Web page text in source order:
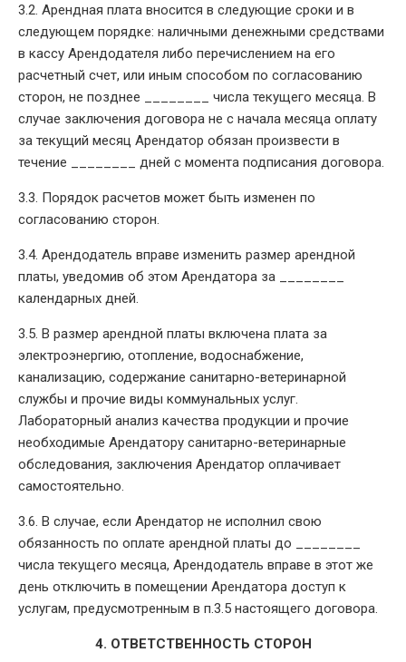
3.2. Арендная плата вносится в следующие сроки и в
следующем порядке: наличными денежными средствами
в кассу Арендодателя либо перечислением на его
расчетный счет, или иным способом по согласованию
сторон, не позднее ________ числа текущего месяца. В
случае заключения договора не с начала месяца оплату
за текущий месяц Арендатор обязан произвести в
течение ________ дней с момента подписания договора.
3.3. Порядок расчетов может быть изменен по
согласованию сторон.
3.4. Арендодатель вправе изменить размер арендной
платы, уведомив об этом Арендатора за ________
календарных дней.
3.5. В размер арендной платы включена плата за
электроэнергию, отопление, водоснабжение,
канализацию, содержание санитарно-ветеринарной
службы и прочие виды коммунальных услуг.
Лабораторный анализ качества продукции и прочие
необходимые Арендатору санитарно-ветеринарные
обследования, заключения Арендатор оплачивает
самостоятельно.
3.6. В случае, если Арендатор не исполнил свою
обязанность по оплате арендной платы до ________
числа текущего месяца, Арендодатель вправе в этот же
день отключить в помещении Арендатора доступ к
услугам, предусмотренным в п.3.5 настоящего договора.
4. ОТВЕТСТВЕННОСТЬ СТОРОН